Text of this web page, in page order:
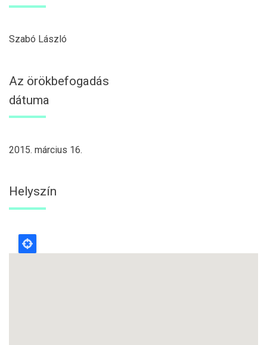
Szabó László
Az örökbefogadás
dátuma
2015. március 16.
Helyszín